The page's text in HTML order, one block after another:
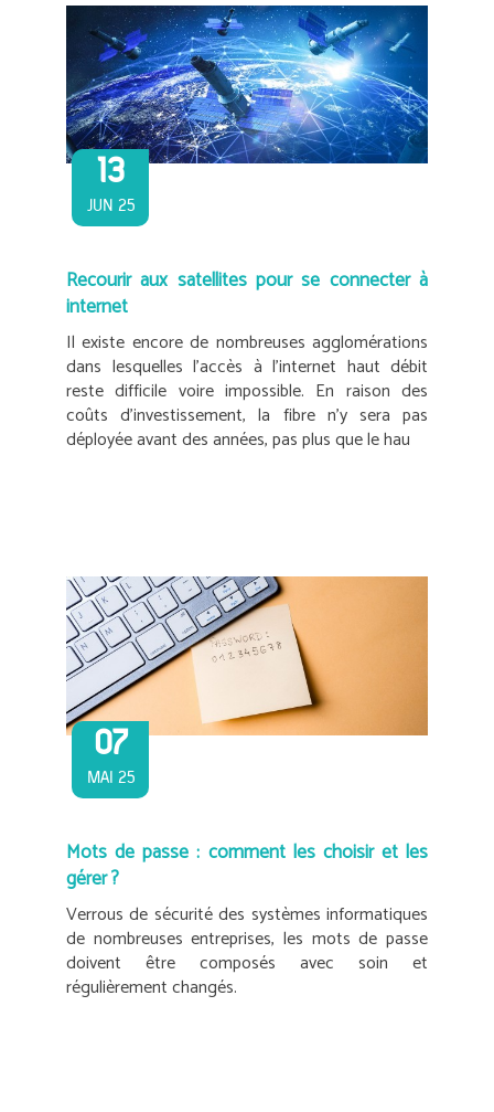
13
JUN 25
Recourir aux satellites pour se connecter à
internet
Il existe encore de nombreuses agglomérations
dans lesquelles l’accès à l’internet haut débit
reste difficile voire impossible. En raison des
coûts d’investissement, la fibre n’y sera pas
déployée avant des années, pas plus que le hau
07
MAI 25
Mots de passe : comment les choisir et les
gérer ?
Verrous de sécurité des systèmes informatiques
de nombreuses entreprises, les mots de passe
doivent être composés avec soin et
régulièrement changés.